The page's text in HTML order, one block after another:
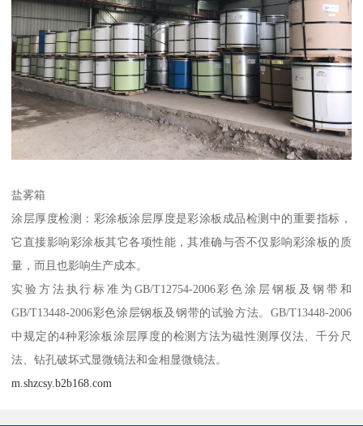
盐雾箱
涂层厚度检测：彩涂板涂层厚度是彩涂板成品检测中的重要指标，
它直接影响彩涂板其它各项性能，其准确与否不仅影响彩涂板的质
量，而且也影响生产成本。
实验方法执行标准为GB/T12754-2006彩色涂层钢板及钢带和
GB/T13448-2006彩色涂层钢板及钢带的试验方法。GB/T13448-2006
中规定的4种彩涂板涂层厚度的检测方法为磁性测厚仪法、千分尺
法、钻孔破坏式显微镜法和金相显微镜法。
m.shzcsy.b2b168.com